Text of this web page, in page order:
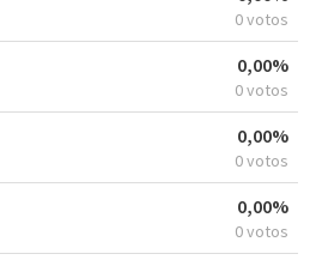
0 votos
0,00%
0 votos
0,00%
0 votos
0,00%
0 votos